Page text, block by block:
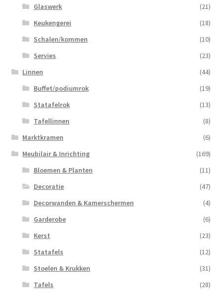
Glaswerk
(21)
Keukengerei
(18)
Schalen/kommen
(10)
Servies
(23)
Linnen
(44)
Buffet/podiumrok
(19)
Statafelrok
(13)
Tafellinnen
(8)
Marktkramen
(6)
Meubilair & Inrichting
(169)
Bloemen & Planten
(11)
Decoratie
(47)
Decorwanden & Kamerschermen
(4)
Garderobe
(6)
Kerst
(23)
Statafels
(12)
Stoelen & Krukken
(31)
Tafels
(28)